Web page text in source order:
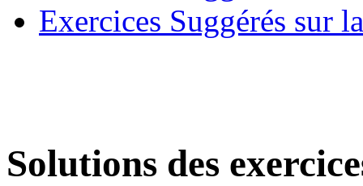
Exercices Suggérés sur
Solutions des